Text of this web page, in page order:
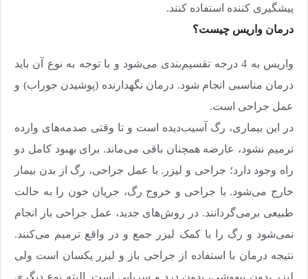
پیشگیری کننده استفاده کنند.
درمان واریس چیست؟
واریس به 4 درجه تقسیم‌بندی می‌شود و با توجه به نوع آن باید
درمان مناسبی انجام شود. درمان نگهدارنده (پوشیدن جوراب) و
عمل جراحی است.
در این بیماری، رگ آسیب‌دیده است و تا وقتی صدمه‌های وارده
ترمیم نشود، عارضه همچنان باقی می‌ماند. برای بهبود کامل دو
راه وجود دارد؛ جراحی و لیزر. با عمل جراحی، رگ از بدن بیمار
خارج می‌شود. با جراحی و خروج رگ، جریان خون را به حالت
طبیعی برمی‌گردانند. در روش‌های جدید، عمل جراحی باز انجام
نمی‌شود و رگ را با کمک لیزر جمع و در واقع ترمیم می‌کنند.
نتیجه درمان با استفاده از جراحی باز و لیزر یکسان است ولی
لیزر بدون بیهوشی، بدون درد و سرپایی است. البته نوع دیگری